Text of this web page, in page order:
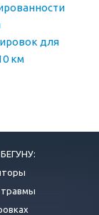
для
км
травмы